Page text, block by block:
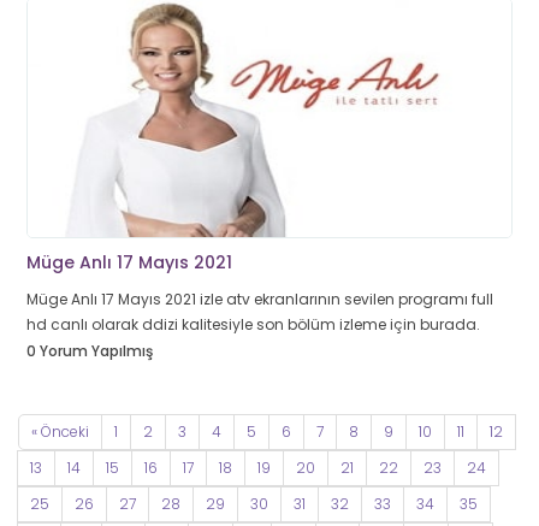
Müge Anlı 17 Mayıs 2021
Müge Anlı 17 Mayıs 2021 izle atv ekranlarının sevilen programı full
hd canlı olarak ddizi kalitesiyle son bölüm izleme için burada.
0 Yorum Yapılmış
« Önceki 1 2 3 4 5 6 7 8 9 10 11
12
13
14 15 16 17 18 19 20 21 22 23
24
25
26 27 28 29 30 31 32 33 34
35